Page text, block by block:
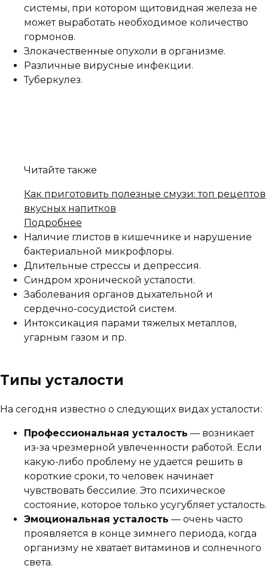
системы, при котором щитовидная железа не
может выработать необходимое количество
гормонов.
Злокачественные опухоли в организме.
Различные вирусные инфекции.
Туберкулез.
Читайте также
Как приготовить полезные смузи: топ рецептов
вкусных напитков
Подробнее
Наличие глистов в кишечнике и нарушение
бактериальной микрофлоры.
Длительные стрессы и депрессия.
Синдром хронической усталости.
Заболевания органов дыхательной и
сердечно-сосудистой систем.
Интоксикация парами тяжелых металлов,
угарным газом и пр.
Типы усталости
На сегодня известно о следующих видах усталости:
Профессиональная усталость — возникает
из-за чрезмерной увлеченности работой. Если
какую-либо проблему не удается решить в
короткие сроки, то человек начинает
чувствовать бессилие. Это психическое
состояние, которое только усугубляет усталость.
Эмоциональная усталость — очень часто
проявляется в конце зимнего периода, когда
организму не хватает витаминов и солнечного
света.